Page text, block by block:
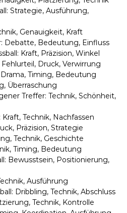
Strategie, Ausführung,
Genauigkeit, Kraft
Debatte, Bedeutung, Einfluss
Kraft, Präzision, Winkel
Druck, Verwirrung
Timing, Bedeutung
Überraschung
Treffer: Technik, Schönheit,
Technik, Nachfassen
Präzision, Strategie
Technik, Geschichte
Timing, Bedeutung
Bewusstsein, Positionierung,
Ausführung
Dribbling, Technik, Abschluss
Technik, Kontrolle